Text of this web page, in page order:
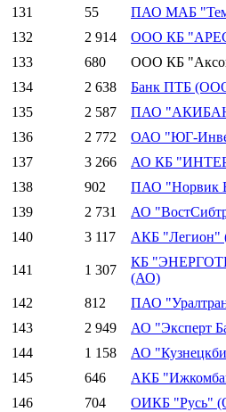
131
55 ПАО МАБ
132
2 914 ООО КБ
133
680 ООО КБ
134
2 638 Банк ПТБ
135
2 587 ПАО
136
2 772 ОАО "ЮГ-
137
3 266 АО КБ
138
902 ПАО "Норвик
139
2 731 АО
140
3 117 АКБ "Легион"
141 1 307
КБ
(АО)
142 812 ПАО
143
2 949 АО "Эксперт
144
1 158 АО
145
646 АКБ
146
704 ОИКБ "Русь"